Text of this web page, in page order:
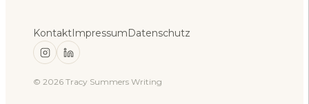
KontaktImpressumDatenschutz
© 2026 Tracy Summers Writing